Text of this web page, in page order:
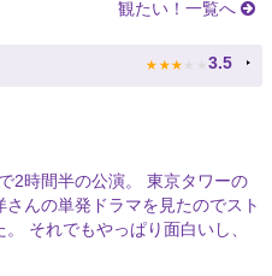
観たい！一覧へ
★ ★ ★ ★ ★ 3.5
2時間半の公演。 東京タワーの
んの単発ドラマを見たのでスト
それでもやっぱり面白いし、